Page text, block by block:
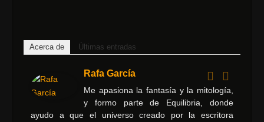
Acerca de Últimas entradas
Rafa García
Me apasiona la fantasía y la mitología,
y formo parte de Equilibria, donde
ayudo a que el universo creado por la escritora